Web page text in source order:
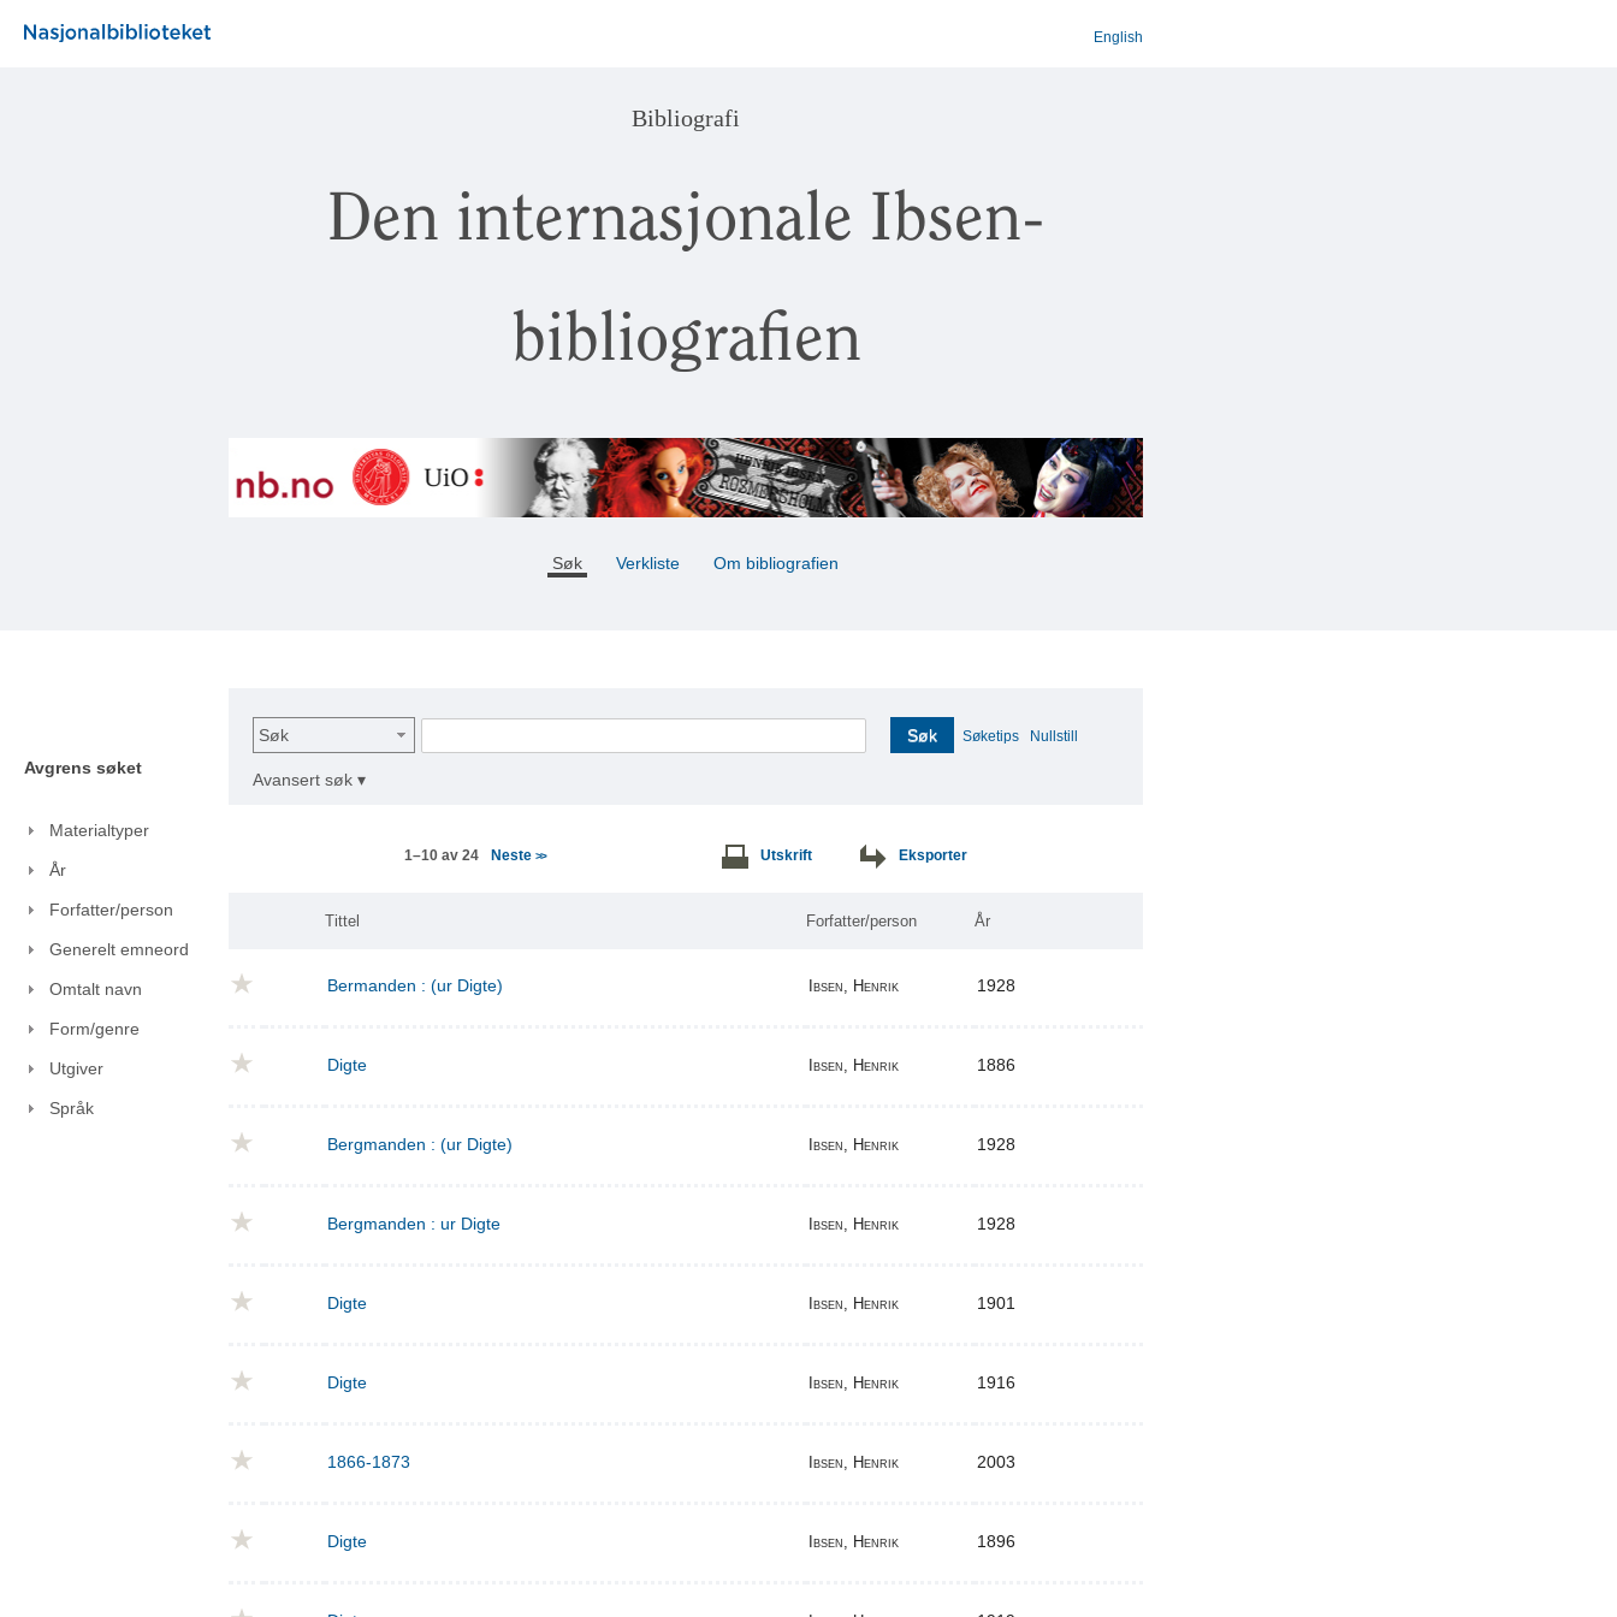
English
Bibliografi
Den internasjonale Ibsen-
bibliografien
Søk Verkliste Om bibliografien
Avgrens søket
Materialtyper
År
Forfatter/person
Generelt emneord
Omtalt navn
Form/genre
Utgiver
Språk
Søk Søk Søketips Nullstill
Avansert søk ▾
1–10 av 24 Neste>> Utskrift Eksporter
Tittel Forfatter/person År
Bermanden : (ur Digte) Ibsen, Henrik 1928
Digte Ibsen, Henrik 1886
Bergmanden : (ur Digte) Ibsen, Henrik 1928
Bergmanden : ur Digte Ibsen, Henrik 1928
Digte Ibsen, Henrik 1901
Digte Ibsen, Henrik 1916
1866-1873 Ibsen, Henrik 2003
Digte Ibsen, Henrik 1896